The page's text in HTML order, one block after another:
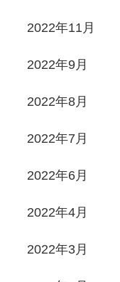
2022年11月
2022年9月
2022年8月
2022年7月
2022年6月
2022年4月
2022年3月